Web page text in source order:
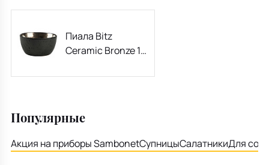
Пиала Bitz
Ceramic Bronze 14
Популярные
Акция на приборы SambonetСупницыСалатникиДля